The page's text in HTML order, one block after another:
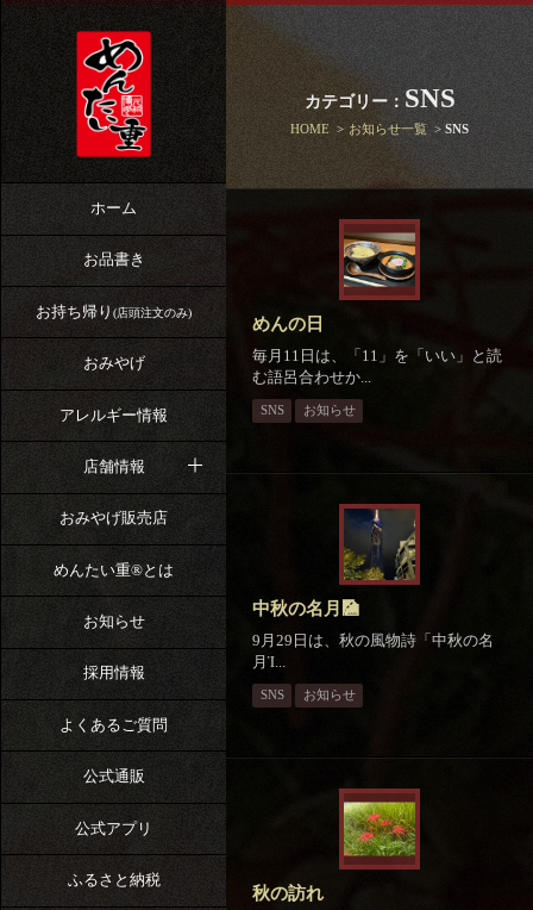
ホーム
お品書き
お持ち帰り (店頭注文のみ)
おみやげ
アレルギー情報
店舗情報
おみやげ販売店
めんたい重®︎とは
お知らせ
採用情報
よくあるご質問
公式通販
公式アプリ
ふるさと納税
カテゴリー： SNS
HOME お知らせ一覧 SNS
めんの日
毎月11日は、「11」を「いい」と読
む語呂合わせか...
SNS お知らせ
中秋の名月🎑
9月29日は、秋の風物詩「中秋の名
月Ἱ...
SNS お知らせ
秋の訪れ